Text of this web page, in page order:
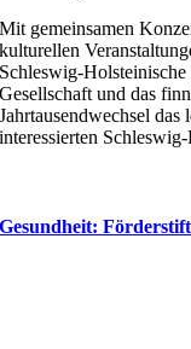
Mit gemeinsamen
kulturellen
Schleswig-
Gesellschaft und das
Jahrtausendwechsel
interessierten
Gesundheit: